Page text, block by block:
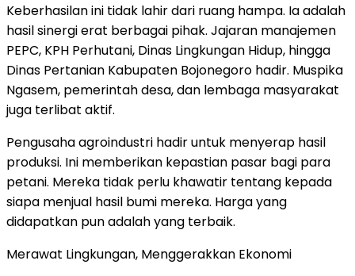
Keberhasilan ini tidak lahir dari ruang hampa. Ia adalah
hasil sinergi erat berbagai pihak. Jajaran manajemen
PEPC, KPH Perhutani, Dinas Lingkungan Hidup, hingga
Dinas Pertanian Kabupaten Bojonegoro hadir. Muspika
Ngasem, pemerintah desa, dan lembaga masyarakat
juga terlibat aktif.
Pengusaha agroindustri hadir untuk menyerap hasil
produksi. Ini memberikan kepastian pasar bagi para
petani. Mereka tidak perlu khawatir tentang kepada
siapa menjual hasil bumi mereka. Harga yang
didapatkan pun adalah yang terbaik.
Merawat Lingkungan, Menggerakkan Ekonomi